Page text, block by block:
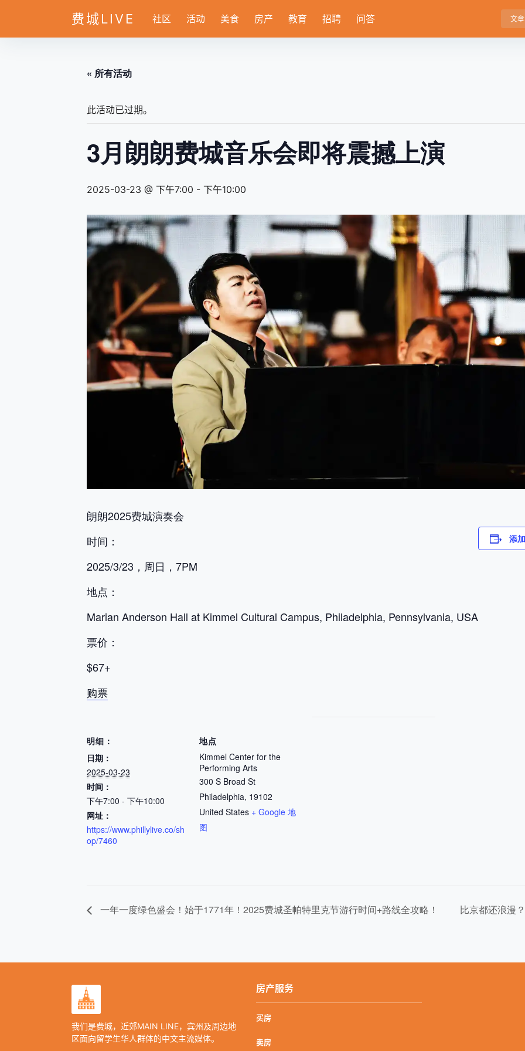
费城LIVE 社区 活动 美食 房产 教育 招聘 问答 文章
« 所有活动
此活动已过期。
3月朗朗费城音乐会即将震撼上演
2025-03-23 @ 下午7:00 - 下午10:00
朗朗2025费城演奏会
时间 ：
2025/3/23，周日，7PM
地点：
Marian Anderson Hall at Kimmel Cultural Campus, Philadelphia, Pennsylvania, USA
票价：
$67+
购票
添
明细：
日期：
2025-03-23
时间：
下午7:00 - 下午10:00
网址：
https://www.phillylive.co/sh
op/7460
地点
Kimmel Center for the
Performing Arts
300 S Broad St
Philadelphia, 19102
United States + Google 地
图
一年一度绿色盛会！始于1771年！2025费城圣帕特里克节游行时间+路线全攻略！ 比京都还浪漫
我们是费城，近郊MAIN LINE，宾州及周边地
区面向留学生华人群体的中文主流媒体。
房产服务
买房
卖房